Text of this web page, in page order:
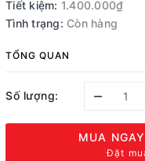
Tiết kiệm: 1.400.000₫
Tình trạng: Còn hàng
TỔNG QUAN
Số lượng: –
MUA
Đặt